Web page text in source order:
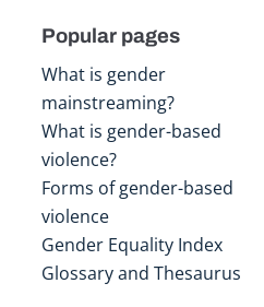
Popular pages
What is gender
mainstreaming?
What is gender-based
violence?
Forms of gender-based
violence
Gender Equality Index
Glossary and Thesaurus